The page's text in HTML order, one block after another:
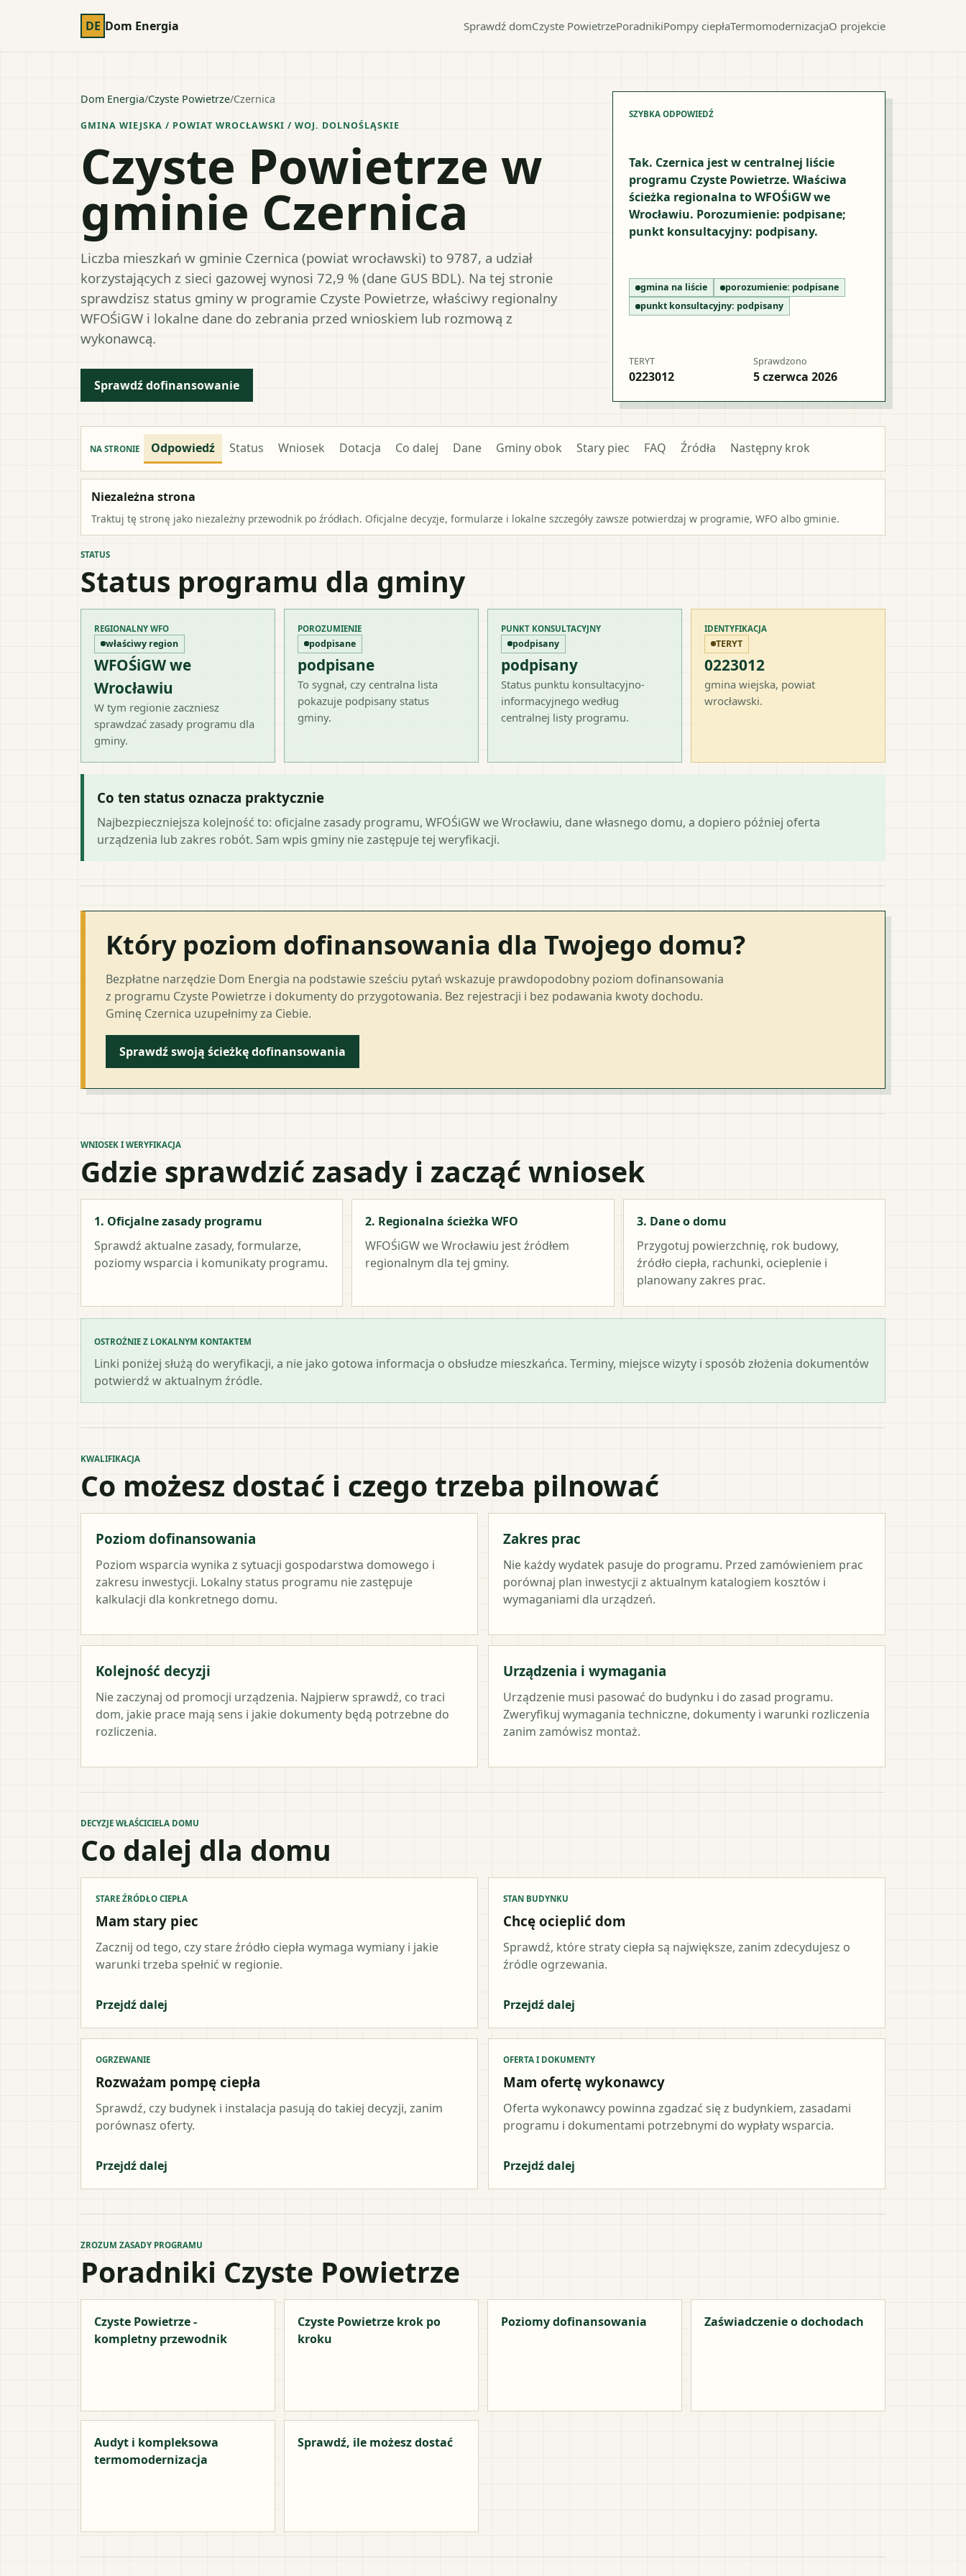
DE Dom Energia Sprawdź domCzyste PowietrzePoradnikiPompy ciepłaTermomodernizacjaO projekcie
Dom Energia/Czyste Powietrze/Czernica
GMINA WIEJSKA / POWIAT WROCŁAWSKI / WOJ. DOLNOŚLĄSKIE
Czyste Powietrze w
gminie Czernica
Liczba mieszkań w gminie Czernica (powiat wrocławski) to 9787, a udział
korzystających z sieci gazowej wynosi 72,9 % (dane GUS BDL). Na tej stronie
sprawdzisz status gminy w programie Czyste Powietrze, właściwy regionalny
WFOŚiGW i lokalne dane do zebrania przed wnioskiem lub rozmową z
wykonawcą.
Sprawdź dofinansowanie
SZYBKA ODPOWIEDŹ
Tak. Czernica jest w centralnej liście
programu Czyste Powietrze. Właściwa
ścieżka regionalna to WFOŚiGW we
Wrocławiu. Porozumienie: podpisane;
punkt konsultacyjny: podpisany.
gmina na liście porozumienie: podpisane
punkt konsultacyjny: podpisany
TERYT
0223012
Sprawdzono
5 czerwca 2026
NA STRONIE Odpowiedź Status Wniosek Dotacja Co dalej Dane Gminy obok Stary piec FAQ Źródła Następny krok
Niezależna strona
Traktuj tę stronę jako niezależny przewodnik po źródłach. Oficjalne decyzje, formularze i lokalne szczegóły zawsze potwierdzaj w programie, WFO albo gminie.
STATUS
Status programu dla gminy
REGIONALNY WFO
właściwy region
WFOŚiGW we
Wrocławiu
W tym regionie zaczniesz
sprawdzać zasady programu dla
gminy.
POROZUMIENIE
podpisane
podpisane
To sygnał, czy centralna lista
pokazuje podpisany status
gminy.
PUNKT KONSULTACYJNY
podpisany
podpisany
Status punktu konsultacyjno-
informacyjnego według
centralnej listy programu.
IDENTYFIKACJA
TERYT
0223012
gmina wiejska, powiat
wrocławski.
Co ten status oznacza praktycznie
Najbezpieczniejsza kolejność to: oficjalne zasady programu, WFOŚiGW we Wrocławiu, dane własnego domu, a dopiero później oferta
urządzenia lub zakres robót. Sam wpis gminy nie zastępuje tej weryfikacji.
Który poziom dofinansowania dla Twojego domu?
Bezpłatne narzędzie Dom Energia na podstawie sześciu pytań wskazuje prawdopodobny poziom dofinansowania
z programu Czyste Powietrze i dokumenty do przygotowania. Bez rejestracji i bez podawania kwoty dochodu.
Gminę Czernica uzupełnimy za Ciebie.
Sprawdź swoją ścieżkę dofinansowania
WNIOSEK I WERYFIKACJA
Gdzie sprawdzić zasady i zacząć wniosek
1. Oficjalne zasady programu
Sprawdź aktualne zasady, formularze,
poziomy wsparcia i komunikaty programu.
2. Regionalna ścieżka WFO
WFOŚiGW we Wrocławiu jest źródłem
regionalnym dla tej gminy.
3. Dane o domu
Przygotuj powierzchnię, rok budowy,
źródło ciepła, rachunki, ocieplenie i
planowany zakres prac.
OSTROŻNIE Z LOKALNYM KONTAKTEM
Linki poniżej służą do weryfikacji, a nie jako gotowa informacja o obsłudze mieszkańca. Terminy, miejsce wizyty i sposób złożenia dokumentów
potwierdź w aktualnym źródle.
KWALIFIKACJA
Co możesz dostać i czego trzeba pilnować
Poziom dofinansowania
Poziom wsparcia wynika z sytuacji gospodarstwa domowego i
zakresu inwestycji. Lokalny status programu nie zastępuje
kalkulacji dla konkretnego domu.
Zakres prac
Nie każdy wydatek pasuje do programu. Przed zamówieniem prac
porównaj plan inwestycji z aktualnym katalogiem kosztów i
wymaganiami dla urządzeń.
Kolejność decyzji
Nie zaczynaj od promocji urządzenia. Najpierw sprawdź, co traci
dom, jakie prace mają sens i jakie dokumenty będą potrzebne do
rozliczenia.
Urządzenia i wymagania
Urządzenie musi pasować do budynku i do zasad programu.
Zweryfikuj wymagania techniczne, dokumenty i warunki rozliczenia
zanim zamówisz montaż.
DECYZJE WŁAŚCICIELA DOMU
Co dalej dla domu
STARE ŹRÓDŁO CIEPŁA
Mam stary piec
Zacznij od tego, czy stare źródło ciepła wymaga wymiany i jakie
warunki trzeba spełnić w regionie.
Przejdź dalej
STAN BUDYNKU
Chcę ocieplić dom
Sprawdź, które straty ciepła są największe, zanim zdecydujesz o
źródle ogrzewania.
Przejdź dalej
OGRZEWANIE
Rozważam pompę ciepła
Sprawdź, czy budynek i instalacja pasują do takiej decyzji, zanim
porównasz oferty.
Przejdź dalej
OFERTA I DOKUMENTY
Mam ofertę wykonawcy
Oferta wykonawcy powinna zgadzać się z budynkiem, zasadami
programu i dokumentami potrzebnymi do wypłaty wsparcia.
Przejdź dalej
ZROZUM ZASADY PROGRAMU
Poradniki Czyste Powietrze
Czyste Powietrze -
kompletny przewodnik
Czyste Powietrze krok po
kroku
Poziomy dofinansowania Zaświadczenie o dochodach
Audyt i kompleksowa
termomodernizacja
Sprawdź, ile możesz dostać